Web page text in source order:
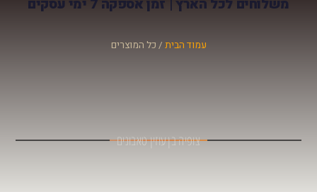
משלוחים לכל הארץ | זמן אספקה 7 ימי עסקים
עמוד הבית / כל המוצרים
צופיה בן עוזין טאבונים